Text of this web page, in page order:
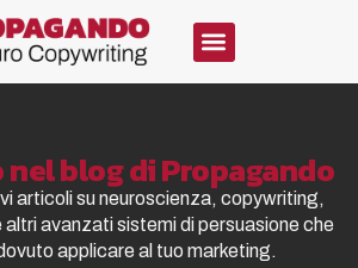
blog di Propagando
articoli su neuroscienza, copywriting,
avanzati sistemi di persuasione che
applicare al tuo marketing.